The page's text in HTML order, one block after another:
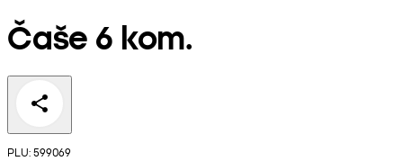
Čaše 6 kom.
PLU: 599069